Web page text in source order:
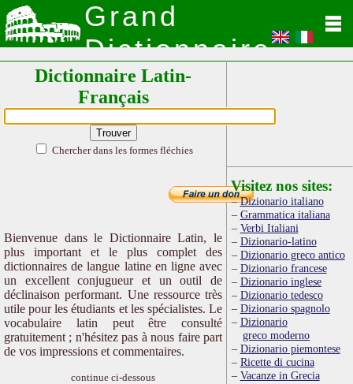
Grand
Dictionnaire
Latin
Dictionnaire Latin-
Français
Chercher dans les formes fléchies
Bienvenue dans le Dictionnaire Latin, le
plus important et le plus complet des
dictionnaires de langue latine en ligne avec
un excellent conjugueur et un outil de
déclinaison performant. Une ressource très
utile pour les étudiants et les spécialistes. Le
vocabulaire latin peut être consulté
gratuitement ; n'hésitez pas à nous faire part
de vos impressions et commentaires.
continue ci-dessous
Visitez nos sites:
Dizionario italiano
Grammatica italiana
Verbi Italiani
Dizionario-latino
Dizionario greco antico
Dizionario francese
Dizionario inglese
Dizionario tedesco
Dizionario spagnolo
Dizionario
greco moderno
Dizionario piemontese
Ricette di cucina
Vacanze in Grecia